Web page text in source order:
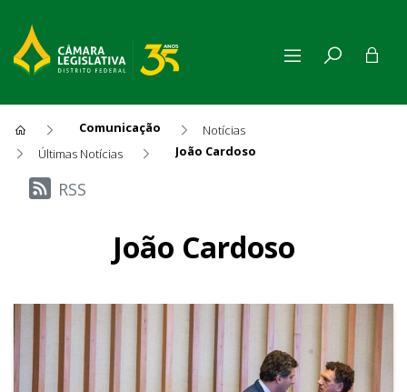
Comunicação
Notícias
Últimas Notícias
João Cardoso
Últimas Notícias
RSS
João Cardoso